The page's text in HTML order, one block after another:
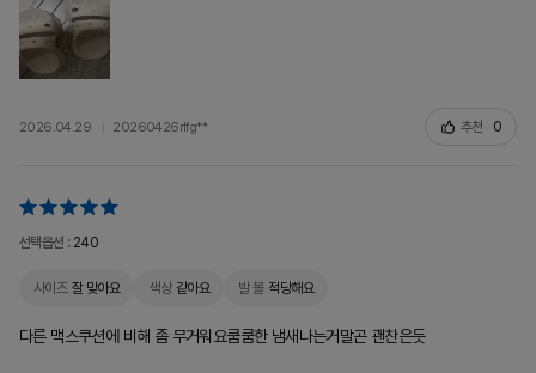
2026.04.29 20260426rlfg** 추천 0
선택옵션 : 240
사이즈 잘 맞아요 색상 같아요 발 볼 적당해요
다른 맥스쿠션에 비해 좀 무거워요쿰쿰한 냄새나는거말곤 괜찬은듯